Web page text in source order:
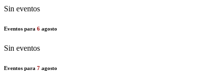
Sin eventos
Eventos para 6 agosto
Sin eventos
Eventos para 7 agosto